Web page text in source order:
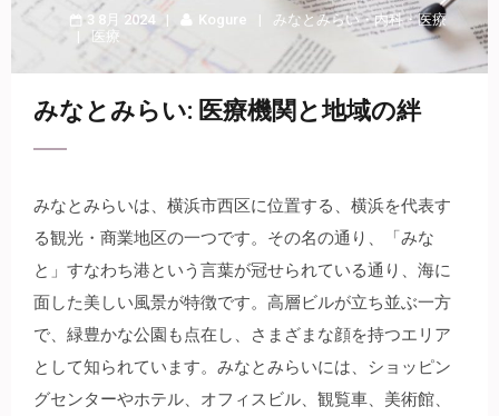
3 8月 2024 Kogure みなとみらい・内科・医療
医療
みなとみらい: 医療機関と地域の絆
みなとみらいは、横浜市西区に位置する、横浜を代表す
る観光・商業地区の一つです。 その名の通り、「みな
と」すなわち港という言葉が冠せられている通り、海に
面した美しい風景が特徴です。高層ビルが立ち並ぶ一方
で、緑豊かな公園も点在し、さまざまな顔を持つエリア
として知られています。みなとみらいには、ショッピン
グセンターやホテル、オフィスビル、観覧車、美術館、